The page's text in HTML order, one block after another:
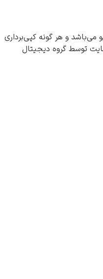
و هر گونه کپی‌برداری
گروه دیجیتال